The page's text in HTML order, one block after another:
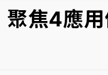
延長至晚上7時
焦4應用